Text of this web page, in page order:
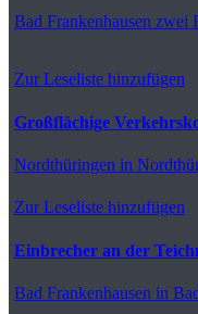
Bad Frankenhausen zwei
Zur Leseliste hinzufügen
Großflächige
Nordthüringen in
Zur Leseliste hinzufügen
Einbrecher an der
Bad Frankenhausen in